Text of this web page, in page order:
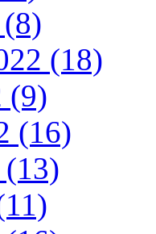
(18)
(9)
(16)
(13)